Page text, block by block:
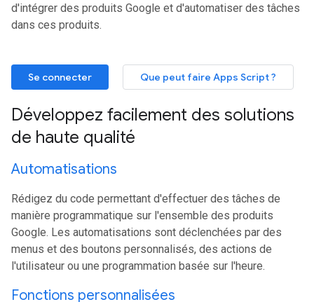
d'intégrer des produits Google et d'automatiser des tâches
dans ces produits.
Se connecter Que peut faire Apps Script ?
Développez facilement des solutions
de haute qualité
Automatisations
Rédigez du code permettant d'effectuer des tâches de
manière programmatique sur l'ensemble des produits
Google. Les automatisations sont déclenchées par des
menus et des boutons personnalisés, des actions de
l'utilisateur ou une programmation basée sur l'heure.
Fonctions personnalisées